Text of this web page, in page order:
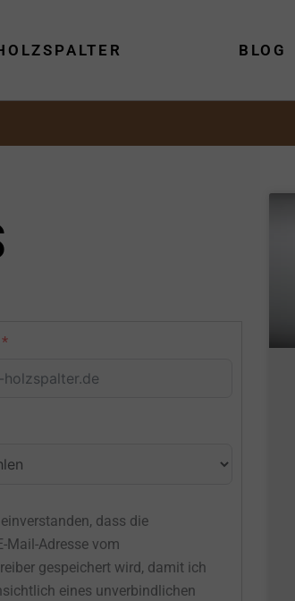
BLOG
dass die
Mail-Adresse vom
gespeichert wird, damit ich
eines unverbindlichen